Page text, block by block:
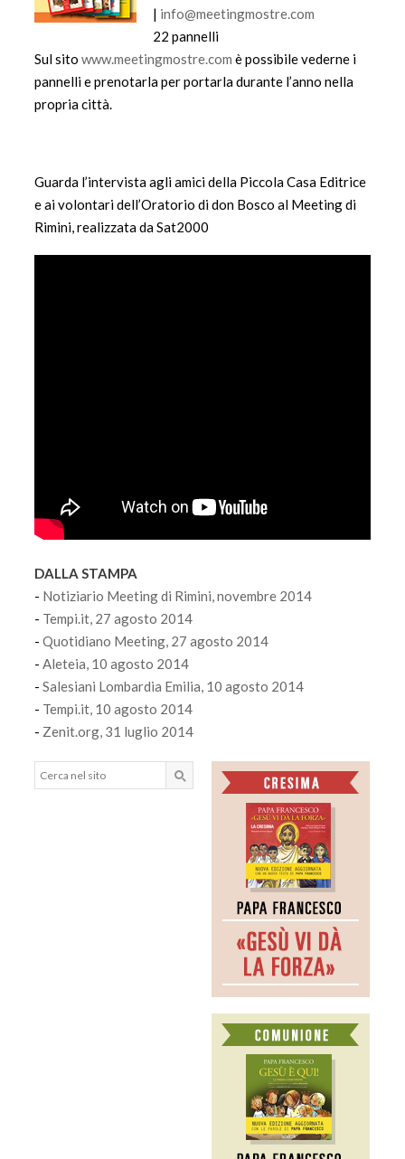
| info@meetingmostre.com
22 pannelli
Sul sito www.meetingmostre.com è possibile vederne i
pannelli e prenotarla per portarla durante l’anno nella
propria città.
Guarda l’intervista agli amici della Piccola Casa Editrice
e ai volontari dell’Oratorio di don Bosco al Meeting di
Rimini, realizzata da Sat2000
DALLA STAMPA
- Notiziario Meeting di Rimini, novembre 2014
- Tempi.it, 27 agosto 2014
- Quotidiano Meeting, 27 agosto 2014
- Aleteia, 10 agosto 2014
- Salesiani Lombardia Emilia, 10 agosto 2014
- Tempi.it, 10 agosto 2014
- Zenit.org, 31 luglio 2014